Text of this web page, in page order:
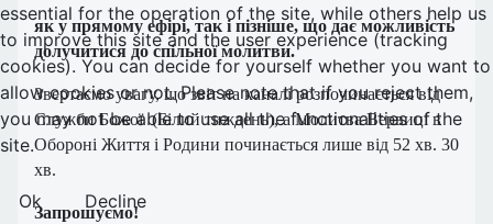
як у прямому ефірі, так і пізніше, що дає можливість
долучитися до спільної молитви.
Звертаємо увагу, що звіт на каналі розпочинається від
Служби Божої (Білий тиждень), а Молитва Вервиці в
Обороні Життя і Родини починається лише від 52 хв. 30
хв.
Запрошуємо!
essential for the operation of the site, while others help us
to improve this site and the user experience (tracking
cookies). You can decide for yourself whether you want to
allow cookies or not. Please note that if you reject them,
you may not be able to use all the functionalities of the
site.
Ok
Decline